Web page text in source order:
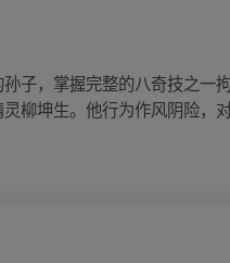
子，掌握完整的八奇技之
柳坤生。他行为作风阴险，